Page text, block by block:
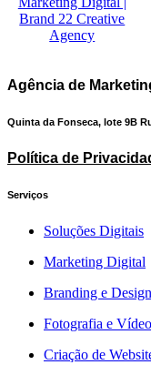
Agência de
Quinta da Fonseca, lote 9B
Política de
Serviços
Soluções Digitais
Marketing Digital
Branding e
Fotografia e Vídeo
Criação de